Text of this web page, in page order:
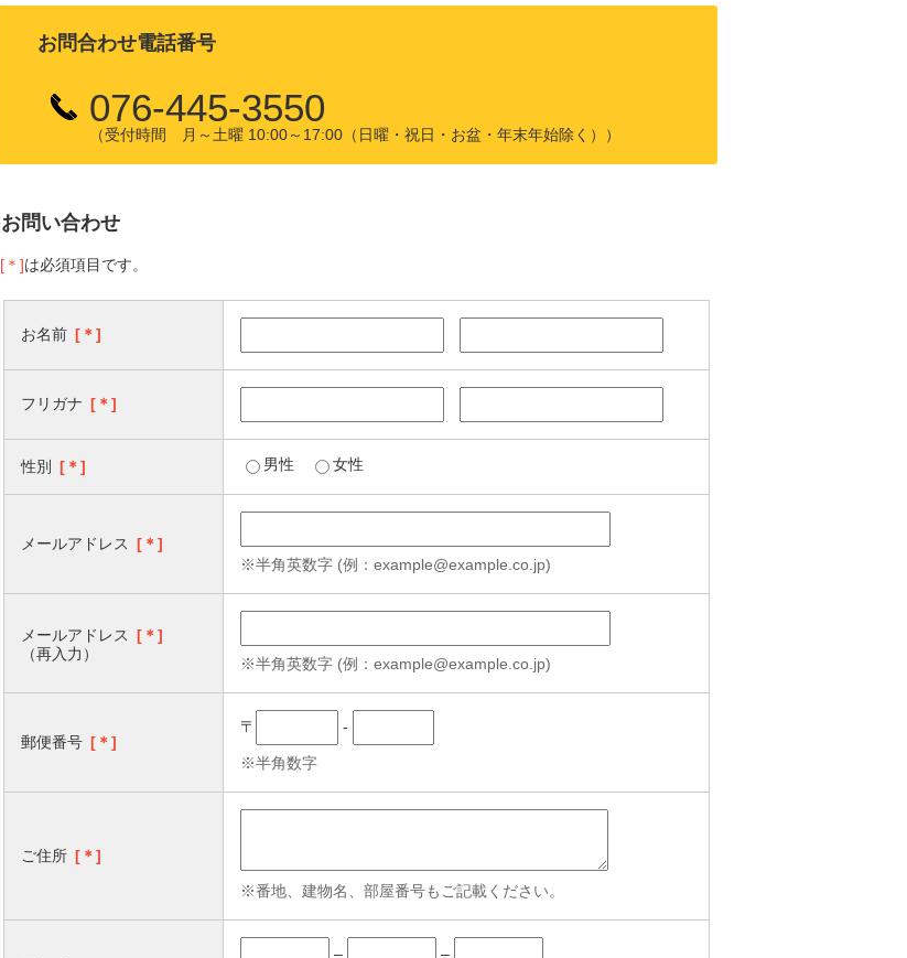
お問合わせ電話番号
076-445-3550
（受付時間 月～土曜 10:00～17:00（日曜・祝日・お盆・年末年始除く））
お問い合わせ
[＊]は必須項目です。
お名前 [＊]
フリガナ [＊]
性別 [＊] 男性 女性
メールアドレス [＊]
※半角英数字 (例：example@example.co.jp)
メールアドレス [＊]
（再入力）
※半角英数字 (例：example@example.co.jp)
郵便番号 [＊]
〒 -
※半角数字
ご住所 [＊]
※番地、建物名、部屋番号もご記載ください。
– –